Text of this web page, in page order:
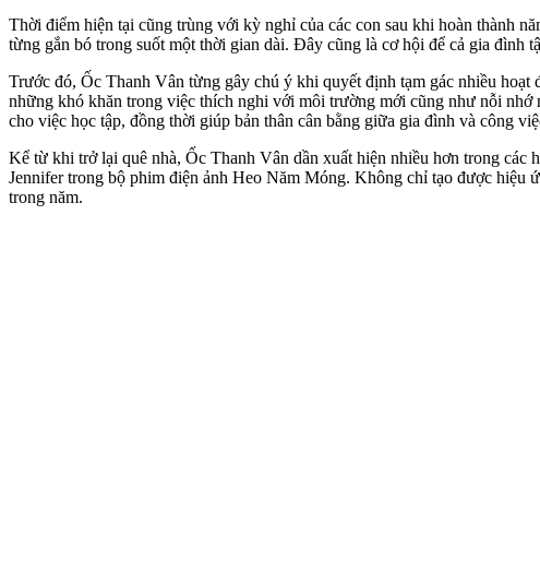
Thời điểm hiện tại cũng trùng với kỳ nghỉ của các con sau khi hoàn thành
từng gắn bó trong suốt một thời gian dài. Đây cũng là cơ hội để cả gia đình
Trước đó, Ốc Thanh Vân từng gây chú ý khi quyết định tạm gác nhiều hoạt
những khó khăn trong việc thích nghi với môi trường mới cũng như nỗi
cho việc học tập, đồng thời giúp bản thân cân bằng giữa gia đình và công
Kể từ khi trở lại quê nhà, Ốc Thanh Vân dần xuất hiện nhiều hơn trong các
Jennifer trong bộ phim điện ảnh Heo Năm Móng. Không chỉ tạo được hiệu
trong năm.